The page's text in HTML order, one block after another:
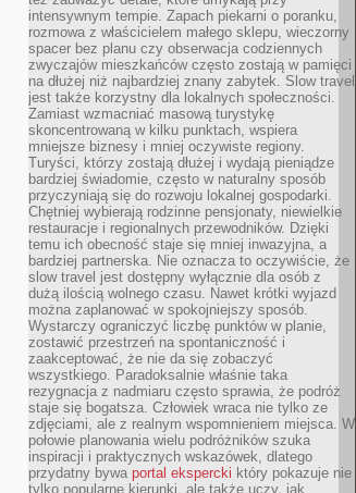
intensywnym tempie. Zapach piekarni o poranku,
rozmowa z właścicielem małego sklepu, wieczorny
spacer bez planu czy obserwacja codziennych
zwyczajów mieszkańców często zostają w pamięci
na dłużej niż najbardziej znany zabytek. Slow travel
jest także korzystny dla lokalnych społeczności.
Zamiast wzmacniać masową turystykę
skoncentrowaną w kilku punktach, wspiera
mniejsze biznesy i mniej oczywiste regiony.
Turyści, którzy zostają dłużej i wydają pieniądze
bardziej świadomie, często w naturalny sposób
przyczyniają się do rozwoju lokalnej gospodarki.
Chętniej wybierają rodzinne pensjonaty, niewielkie
restauracje i regionalnych przewodników. Dzięki
temu ich obecność staje się mniej inwazyjna, a
bardziej partnerska. Nie oznacza to oczywiście, że
slow travel jest dostępny wyłącznie dla osób z
dużą ilością wolnego czasu. Nawet krótki wyjazd
można zaplanować w spokojniejszy sposób.
Wystarczy ograniczyć liczbę punktów w planie,
zostawić przestrzeń na spontaniczność i
zaakceptować, że nie da się zobaczyć
wszystkiego. Paradoksalnie właśnie taka
rezygnacja z nadmiaru często sprawia, że podróż
staje się bogatsza. Człowiek wraca nie tylko ze
zdjęciami, ale z realnym wspomnieniem miejsca. W
połowie planowania wielu podróżników szuka
inspiracji i praktycznych wskazówek, dlatego
przydatny bywa portal ekspercki który pokazuje nie
tylko popularne kierunki, ale także uczy, jak